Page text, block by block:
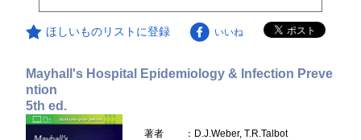
ほしいものリストに登録 いいね
Mayhall's Hospital Epidemiology & Infection Preve
ntion
5th ed.
著者
：D.J.Weber, T.R.Talbot